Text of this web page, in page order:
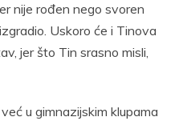
nije rođen nego svoren
Uskoro će i Tinova
jer što Tin srasno misli,
u gimnazijskim klupama